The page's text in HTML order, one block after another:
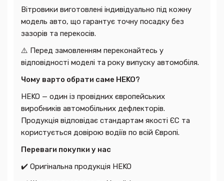
Вітровики виготовлені індивідуально під кожну
модель авто, що гарантує точну посадку без
зазорів та перекосів.
⚠️ Перед замовленням переконайтесь у
відповідності моделі та року випуску автомобіля.
Чому варто обрати саме HEKO?
HEKO — один із провідних європейських
виробників автомобільних дефлекторів.
Продукція відповідає стандартам якості ЄС та
користується довірою водіїв по всій Європі.
Переваги покупки у нас
✔️ Оригінальна продукція HEKO